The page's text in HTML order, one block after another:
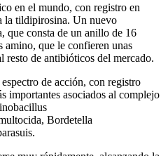
en el mundo, con registro en
la tildipirosina. Un nuevo
que consta de un anillo de 16
amino, que le confieren unas
resto de antibióticos del mercado.
de acción, con registro
importantes asociados al complejo
Bordetella